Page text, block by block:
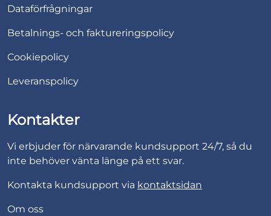
Dataförfrågningar
Betalnings- och faktureringspolicy
Cookiepolicy
Leveranspolicy
Kontakter
Vi erbjuder för närvarande kundsupport 24/7, så du
inte behöver vänta länge på ett svar.
Kontakta kundsupport via kontaktsidan
Om oss